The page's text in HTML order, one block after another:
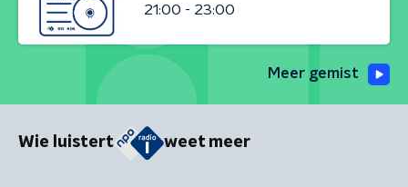
21:00 - 23:00
Meer gemist
Wie luistert weet meer